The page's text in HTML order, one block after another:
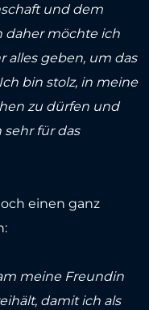
und dem
daher möchte ich
alles geben, um das
bin stolz, in meine
zu dürfen und
für das
einen ganz
meine Freundin
damit ich als